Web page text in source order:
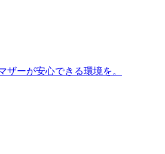
ーが安心できる環境を。